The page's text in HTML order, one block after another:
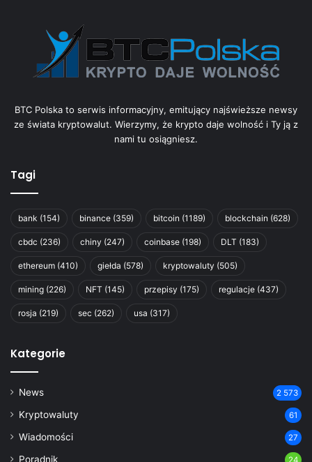
BTC Polska to serwis informacyjny, emitujący najświeższe newsy
ze świata kryptowalut. Wierzymy, że krypto daje wolność i Ty ją z
nami tu osiągniesz.
Tagi
bank (154) binance (359) bitcoin (1189) blockchain (628)
cbdc (236) chiny (247) coinbase (198) DLT (183)
ethereum (410) giełda (578) kryptowaluty (505)
mining (226) NFT (145) przepisy (175) regulacje (437)
rosja (219) sec (262) usa (317)
Kategorie
News 2 573
Kryptowaluty 61
Wiadomości 27
Poradnik 24